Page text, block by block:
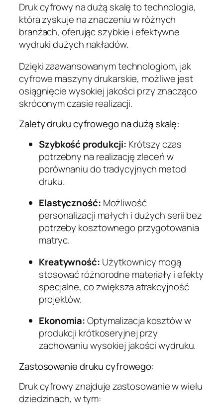
Druk cyfrowy na dużą skalę to technologia,
która zyskuje na znaczeniu w różnych
branżach, oferując szybkie i efektywne
wydruki dużych nakładów.
Dzięki zaawansowanym technologiom, jak
cyfrowe maszyny drukarskie, możliwe jest
osiągnięcie wysokiej jakości przy znacząco
skróconym czasie realizacji.
Zalety druku cyfrowego na dużą skalę:
Szybkość produkcji: Krótszy czas
potrzebny na realizację zleceń w
porównaniu do tradycyjnych metod
druku.
Elastyczność: Możliwość
personalizacji małych i dużych serii bez
potrzeby kosztownego przygotowania
matryc.
Kreatywność: Użytkownicy mogą
stosować różnorodne materiały i efekty
specjalne, co zwiększa atrakcyjność
projektów.
Ekonomia:Optymalizacja kosztów w
produkcji krótkoseryjnej przy
zachowaniu wysokiej jakości wydruku.
Zastosowanie druku cyfrowego:
Druk cyfrowy znajduje zastosowanie w wielu
dziedzinach, w tym: